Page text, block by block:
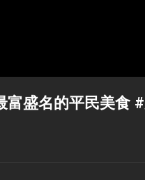
富盛名的平民美食